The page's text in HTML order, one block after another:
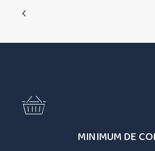
MINIMUM DE